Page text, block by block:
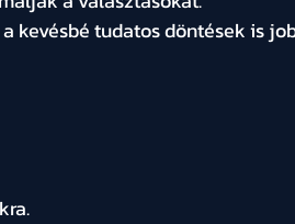
kevésbé tudatos döntések is